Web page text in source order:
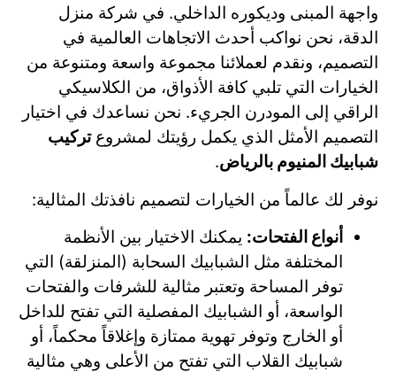
واجهة المبنى وديكوره الداخلي. في شركة منزل
الدقة، نحن نواكب أحدث الاتجاهات العالمية في
التصميم، ونقدم لعملائنا مجموعة واسعة ومتنوعة من
الخيارات التي تلبي كافة الأذواق، من الكلاسيكي
الراقي إلى المودرن الجريء. نحن نساعدك في اختيار
التصميم الأمثل الذي يكمل رؤيتك لمشروعتركيب
شبابيك المنيوم بالرياض.
نوفر لك عالماً من الخيارات لتصميم نافذتك المثالية:
أنواع الفتحات: يمكنك الاختيار بين الأنظمة
المختلفة مثل الشبابيك السحابة (المنزلقة) التي
توفر المساحة وتعتبر مثالية للشرفات والفتحات
الواسعة، أو الشبابيك المفصلية التي تفتح للداخل
أو الخارج وتوفر تهوية ممتازة وإغلاقاً محكماً، أو
شبابيك القلاب التي تفتح من الأعلى وهي مثالية